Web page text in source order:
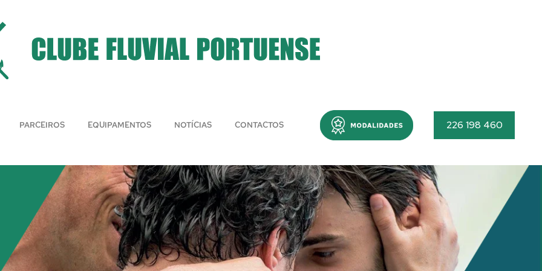
PARCEIROS EQUIPAMENTOS NOTÍCIAS CONTACTOS Menu 226 198 460